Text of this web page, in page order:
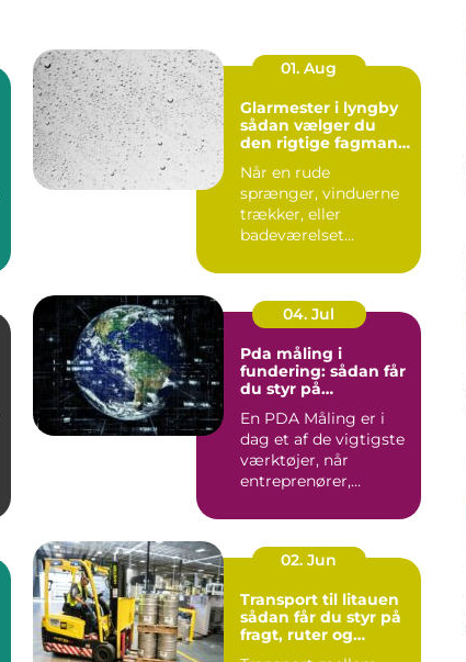
01. Aug
Glarmester i lyngby
sådan vælger du
den rigtige fagmand
Når en rude
sprænger, vinduerne
trækker, eller
badeværelset
spejl, er en glarmest...
04. Jul
Pda måling i
fundering: sådan får
du styr på
En PDA Måling er i
dag et af de vigtigste
værktøjer, når
entreprenører,
rådgivere vil d...
02. Jun
Transport til litauen
sådan får du styr på
fragt, ruter og